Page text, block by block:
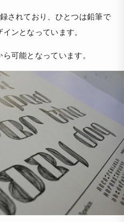
されており、ひとつは鉛筆で
ンとなっています。
ら可能となっています。